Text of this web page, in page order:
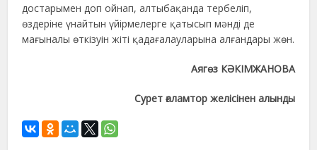
достарымен доп ойнап, алтыбақанда тербеліп,
өздеріне үнайтын үйірмелерге қатысып мәнді де
мағыналы өткізуін жіті қадағалауларына алғандары жөн.
Аягөз КӘКІМЖАНОВА
Сурет ғаламтор желісінен алынды